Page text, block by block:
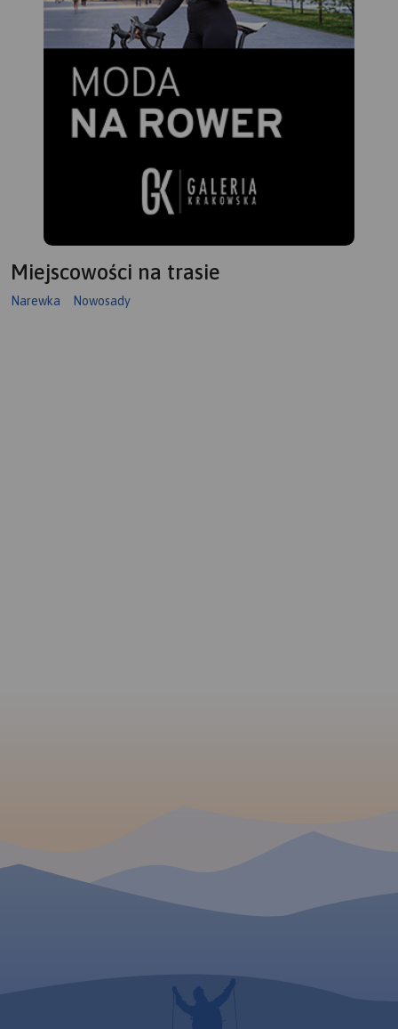
Miejscowości na trasie
Narewka Nowosady